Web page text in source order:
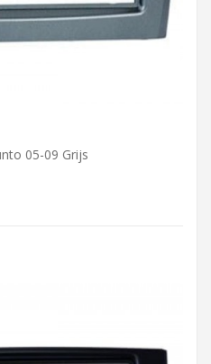
05-09 Grijs